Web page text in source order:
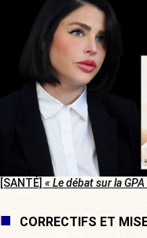
[SANTÉ] « Le débat sur la
CORRECTIFS ET